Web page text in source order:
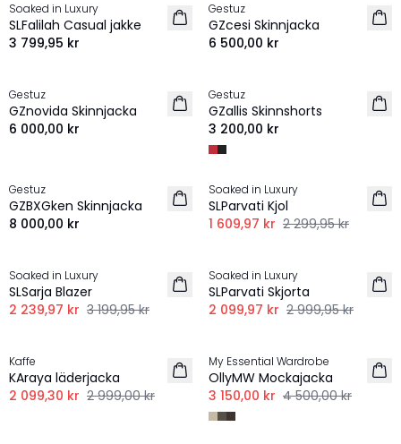
NYHET
Soaked in Luxury
SLFalilah Casual jakke
3 799,95 kr
NYHET
Gestuz
GZcesi Skinnjacka
6 500,00 kr
NYHET
Gestuz
GZnovida Skinnjacka
6 000,00 kr
NYHET
Gestuz
GZallis Skinnshorts
3 200,00 kr
NYHET
Gestuz
GZBXGken Skinnjacka
8 000,00 kr
-30%
Soaked in Luxury
SLParvati Kjol
1 609,97 kr 2 299,95 kr
Soaked in Luxury
SLSarja Blazer
2 239,97 kr 3 199,95 kr
Soaked in Luxury
SLParvati Skjorta
2 099,97 kr 2 999,95 kr
Kaffe
KAraya läderjacka
2 099,30 kr 2 999,00 kr
My Essential Wardrobe
OllyMW Mockajacka
3 150,00 kr 4 500,00 kr
-50%